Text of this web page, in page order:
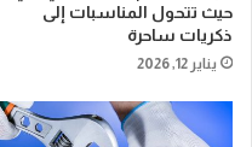
حيث تتحول المناسبات إلى
ذكريات ساحرة
يناير 12, 2026